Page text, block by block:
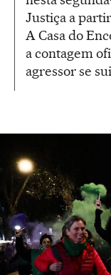
Justiça a
A Casa do
a contagem
agressor se